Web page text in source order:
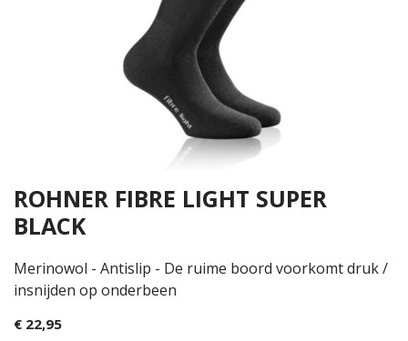
ROHNER FIBRE LIGHT SUPER
BLACK
Merinowol - Antislip - De ruime boord voorkomt druk /
insnijden op onderbeen
€ 22,95